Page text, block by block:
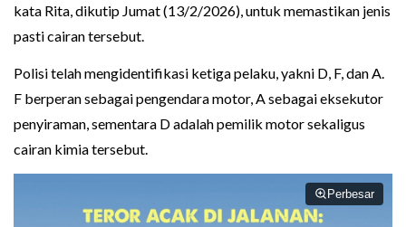
kata Rita, dikutip Jumat (13/2/2026), untuk memastikan jenis
pasti cairan tersebut.
Polisi telah mengidentifikasi ketiga pelaku, yakni D, F, dan A.
F berperan sebagai pengendara motor, A sebagai eksekutor
penyiraman, sementara D adalah pemilik motor sekaligus
cairan kimia tersebut.
Perbesar